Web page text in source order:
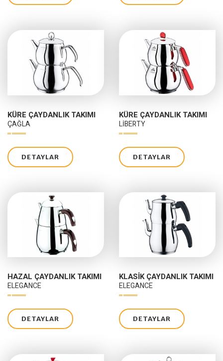
KÜRE ÇAYDANLIK TAKIMI
ÇAĞLA
DETAYLAR
KÜRE ÇAYDANLIK TAKIMI
LIBERTY
DETAYLAR
HAZAL ÇAYDANLIK TAKIMI
ELEGANCE
DETAYLAR
KLASIK ÇAYDANLIK TAKIMI
ELEGANCE
DETAYLAR